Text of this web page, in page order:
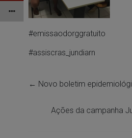
#emissaodorggratuito
#assiscras_jundiarn
← Novo boletim
Ações da campanha